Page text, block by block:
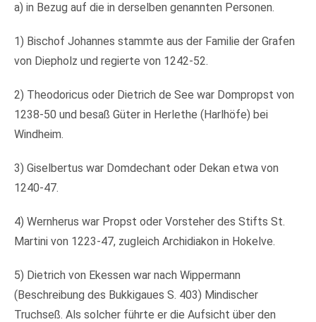
a) in Bezug auf die in derselben genannten Personen.
1) Bischof Johannes stammte aus der Familie der Grafen
von Diepholz und regierte von 1242-52.
2) Theodoricus oder Dietrich de See war Dompropst von
1238-50 und besaß Güter in Herlethe (Harlhöfe) bei
Windheim.
3) Giselbertus war Domdechant oder Dekan etwa von
1240-47.
4) Wernherus war Propst oder Vorsteher des Stifts St.
Martini von 1223-47, zugleich Archidiakon in Hokelve.
5) Dietrich von Ekessen war nach Wippermann
(Beschreibung des Bukkigaues S. 403) Mindischer
Truchseß. Als solcher führte er die Aufsicht über den